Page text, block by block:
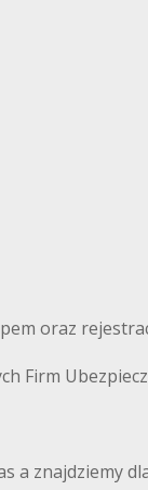
oraz
Firm
a znajdziemy